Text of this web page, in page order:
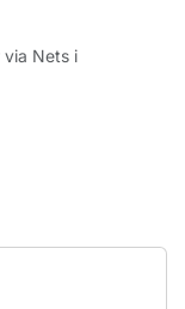
via Nets i